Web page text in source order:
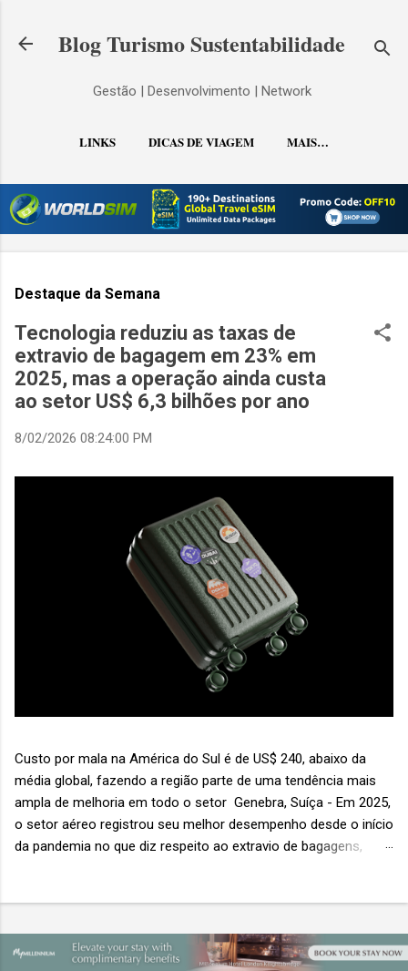
Blog Turismo Sustentabilidade
Gestão | Desenvolvimento | Network
LINKS DICAS DE VIAGEM MAIS…
CONTATO
Destaque da Semana
Tecnologia reduziu as taxas de
extravio de bagagem em 23% em
2025, mas a operação ainda custa
ao setor US$ 6,3 bilhões por ano
8/02/2026 08:24:00 PM
Custo por mala na América do Sul é de US$ 240, abaixo da
média global, fazendo a região parte de uma tendência mais
ampla de melhoria em todo o setor Genebra, Suíça - Em 2025,
o setor aéreo registrou seu melhor desempenho desde o início
da pandemia no que diz respeito ao extravio de bagagens,
“Baggage IT Insights” de 2026 da SITA, a 20ª edição anual
desse importante estudo de referência à indústria. (© SITA)